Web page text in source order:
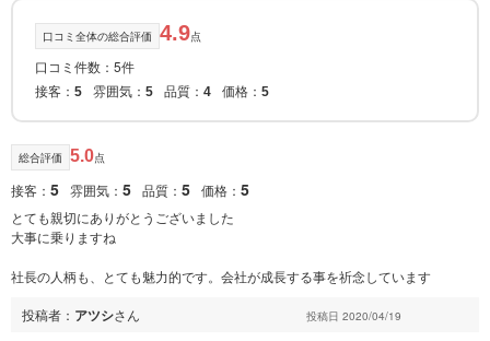
口コミ全体の総合評価 4.9点
口コミ件数：5件
接客： 5 雰囲気： 5 品質： 4 価格： 5
総合評価 5.0点
接客： 5 雰囲気： 5 品質： 5 価格： 5
とても親切にありがとうございました
大事に乗りますね
社長の人柄も、とても魅力的です。会社が成長する事を祈念しています
投稿者： アツシさん 投稿日 2020/04/19